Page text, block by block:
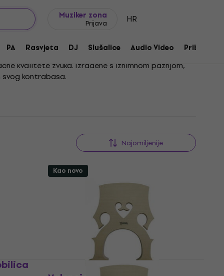
Muziker zona
Prijava HR
PA Rasvjeta DJ Slušalice Audio Video Pribor
kvalitete zvuka. Izrađene s iznimnom pažnjom,
kontrabasa.
Najomiljenije
Kao novo